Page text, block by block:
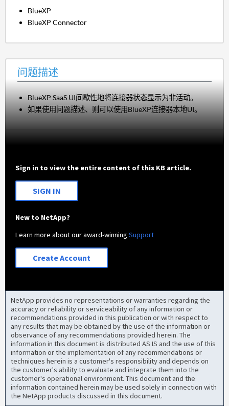
BlueXP
BlueXP Connector
问题描述
BlueXP SaaS UI间歇性地将连接器状态显示为非活动。
如果使用问题描述、则可以使用BlueXP连接器本地UI。
Sign in to view the entire content of this KB article.
SIGN IN
New to NetApp?
Learn more about our award-winningSupport
Create Account
NetApp provides no representations or warranties regarding the
accuracy or reliability or serviceability of any information or
recommendations provided in this publication or with respect to
any results that may be obtained by the use of the information or
observance of any recommendations provided herein. The
information in this document is distributed AS IS and the use of this
information or the implementation of any recommendations or
techniques herein is a customer's responsibility and depends on
the customer's ability to evaluate and integrate them into the
customer's operational environment. This document and the
information contained herein may be used solely in connection with
the NetApp products discussed in this document.